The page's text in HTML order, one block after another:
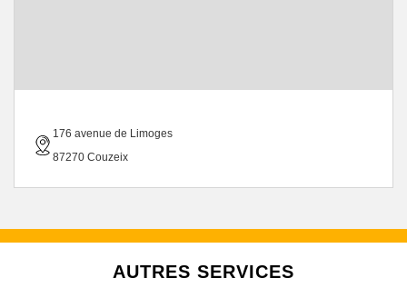
176 avenue de Limoges
87270 Couzeix
AUTRES SERVICES